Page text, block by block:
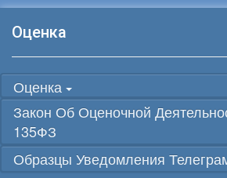
Оценка
Оценка
Закон Об Оценочной
135ФЗ
Образцы Уведомления